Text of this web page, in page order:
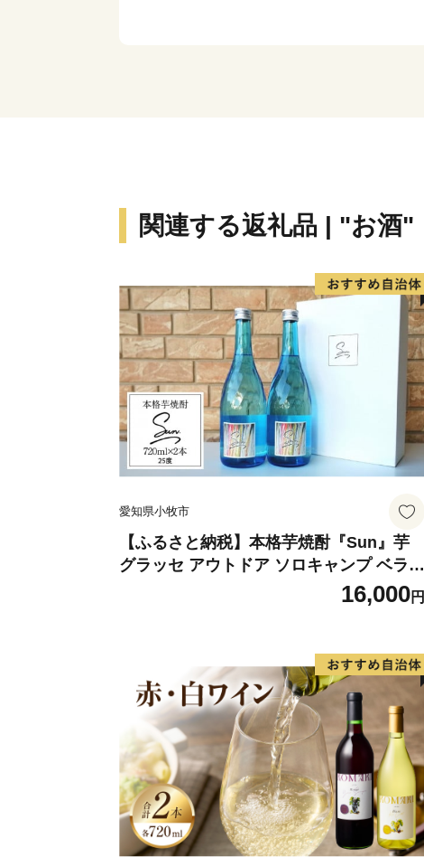
関連する返礼品 | "お酒"
愛知県小牧市
【ふるさと納税】本格芋焼酎『Sun』芋
グラッセ アウトドア ソロキャンプ ベラン
16,000円